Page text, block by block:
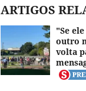
ARTIGOS
"Se
outro
volta